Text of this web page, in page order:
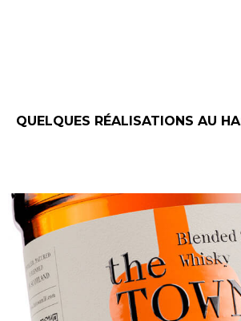
QUELQUES RÉALISATIONS AU